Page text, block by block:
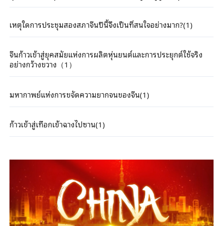
เหตุใดการประชุมสองสภาจีนปีนี้จึงเป็นที่สนใจอย่างมาก?(1)
จีนก้าวเข้าสู่ยุคสมัยแห่งการผลิตหุ่นยนต์และการประยุกต์ใช้จริง
อย่างกว้างขวาง（1）
มหากาพย์แห่งการขจัดความยากจนของจีน(1)
ก้าวเข้าสู่เทือกเข้าฉางไปซาน(1)